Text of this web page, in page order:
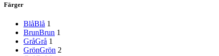
Färger
BlåBlå 1
BrunBrun 1
GråGrå 1
GrönGrön 2